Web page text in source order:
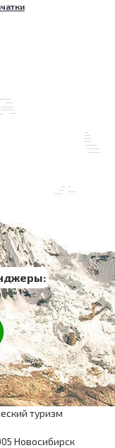
туризм
Новосибирск